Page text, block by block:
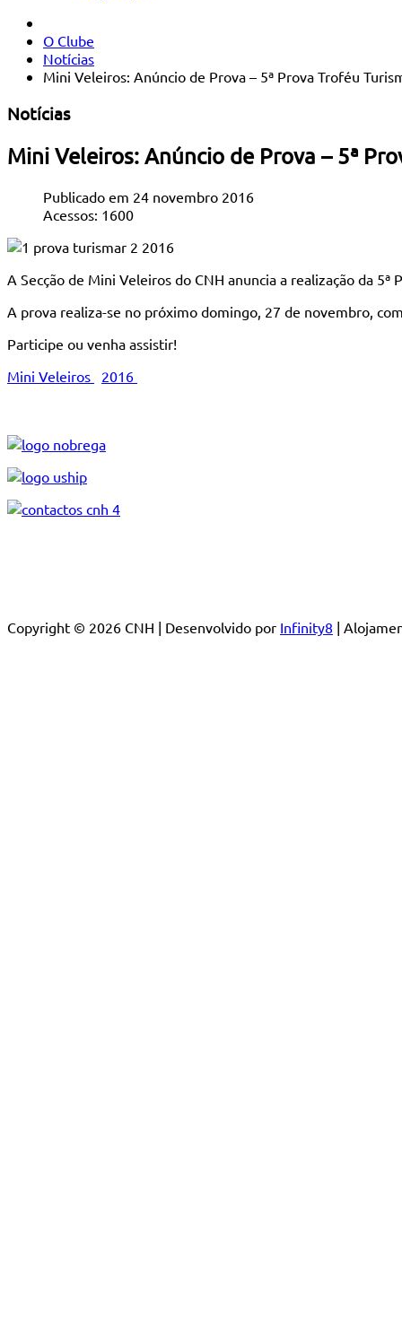
O Clube
Notícias
Mini Veleiros: Anúncio de Prova – 5ª Prova Troféu
Notícias
Mini Veleiros: Anúncio de Prova – 5ª
Publicado em 24 novembro 2016
Acessos: 1600
A Secção de Mini Veleiros do CNH anuncia a realização da 5ª
A prova realiza-se no próximo domingo, 27 de novembro,
Participe ou venha assistir!
Mini Veleiros
2016
Copyright © 2026 CNH | Desenvolvido por Infinity8 |